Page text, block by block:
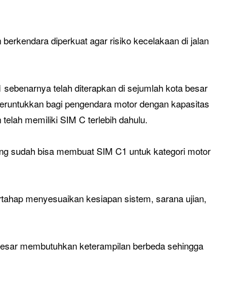
diperkuat agar risiko kecelakaan di jalan
telah diterapkan di sejumlah kota besar
bagi pengendara motor dengan kapasitas
memiliki SIM C terlebih dahulu.
sudah bisa membuat SIM C1 untuk kategori motor
menyesuaikan kesiapan sistem, sarana ujian,
membutuhkan keterampilan berbeda sehingga